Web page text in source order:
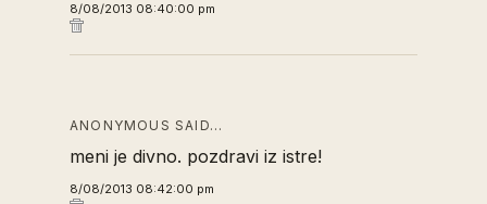
8/08/2013 08:40:00 pm
ANONYMOUS SAID…
meni je divno. pozdravi iz istre!
8/08/2013 08:42:00 pm